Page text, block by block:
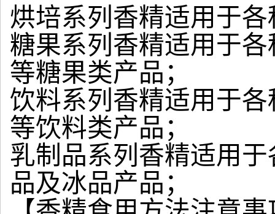
烘培系列香精适用于
糖果系列香精适用于
等糖果类产品；
饮料系列香精适用于
等饮料类产品；
乳制品系列香精适用
品及冰品产品；